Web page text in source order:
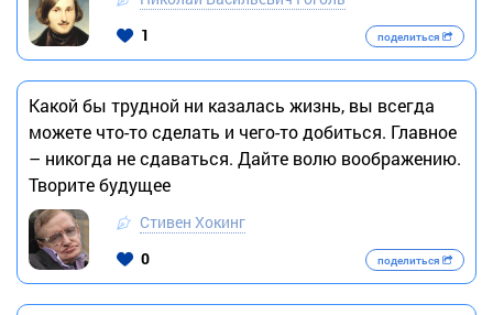
1
поделиться
Какой бы трудной ни казалась жизнь, вы всегда
можете что-то сделать и чего-то добиться. Главное
– никогда не сдаваться. Дайте волю воображению.
Творите будущее
Стивен Хокинг
0
поделиться